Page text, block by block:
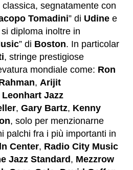
segnatamente con
Tomadini” di Udine e
si diploma inoltre in
” di Boston. In particolar
, stringe prestigiose
mondiale come: Ron
, Arijit
Jazz
, Gary Bartz, Kenny
, solo per menzionarne
palchi fra i più importanti in
Center, Radio City Music
Jazz Standard, Mezzrow